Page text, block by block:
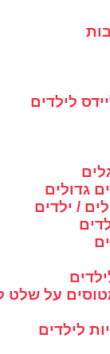
לילדים
גדולים
/ ילדים
על שלט
לילדים